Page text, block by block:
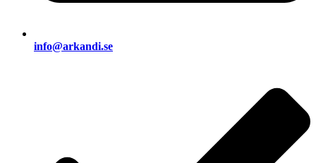
info@arkandi.se